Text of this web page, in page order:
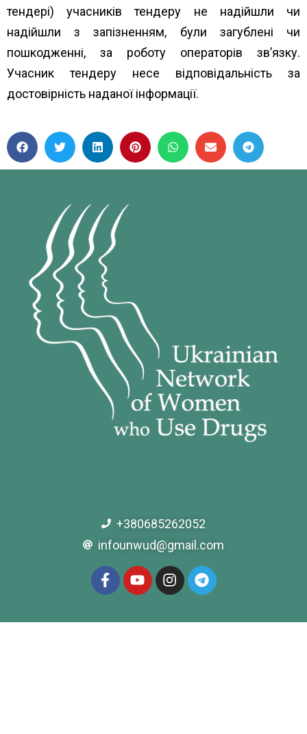
тендері) учасників тендеру не надійшли чи
надійшли з запізненням, були загублені чи
пошкодженні, за роботу операторів зв’язку.
Учасник тендеру несе відповідальність за
достовірність наданої інформації.
+380685262052
infounwud@gmail.com